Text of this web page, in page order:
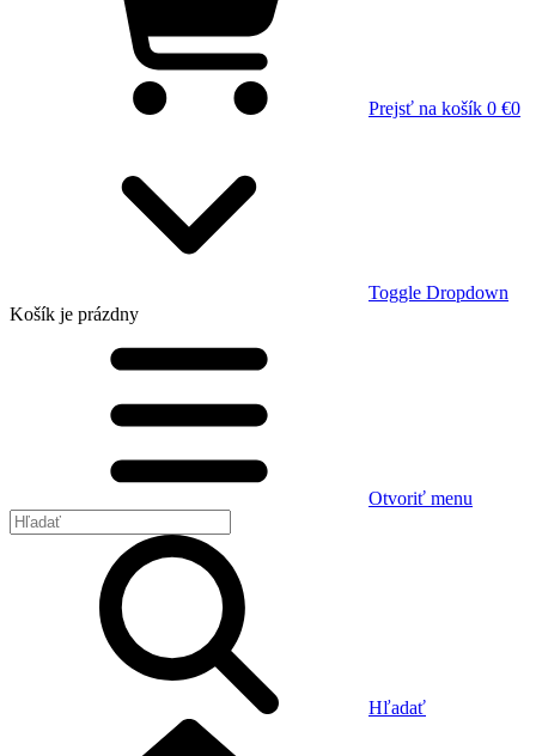
Prejsť na košík 0 €0
Toggle Dropdown
Košík je prázdny
Otvoriť menu
Hľadať